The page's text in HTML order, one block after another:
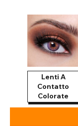
Lenti A
Contatto
Colorate